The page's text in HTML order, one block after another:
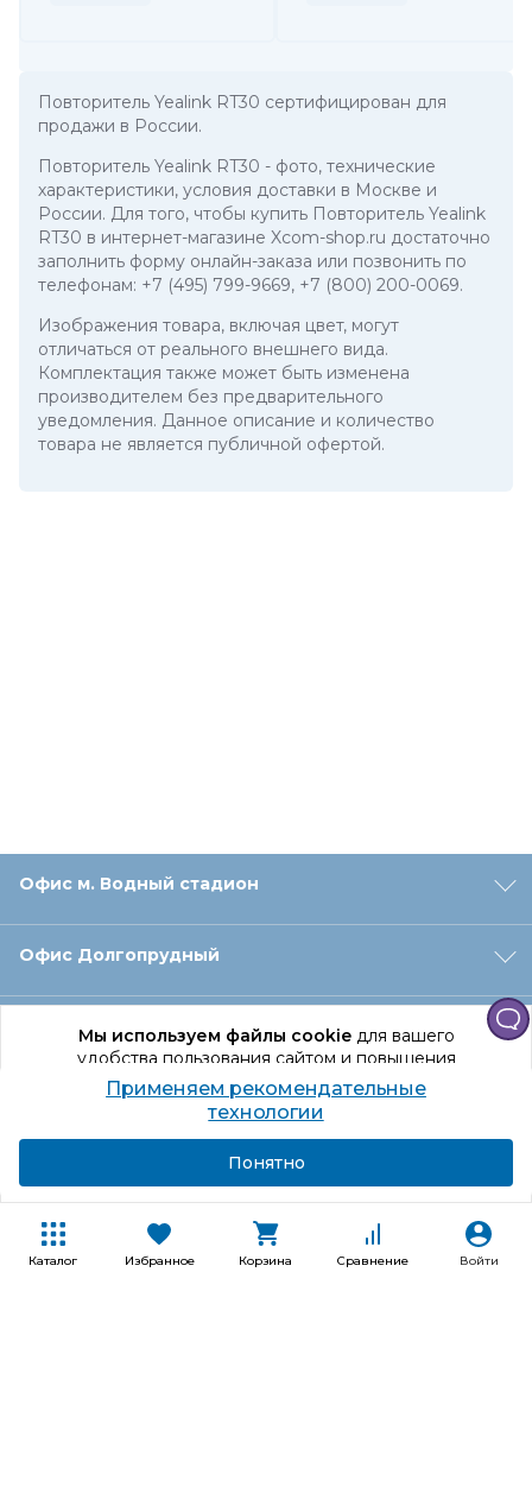
Каталог Избранное Корзина Сравнение Войти
Мы используем файлы cookieдля вашего
удобства пользования сайтом и повышения
качества рекомендаций.
Продолжая использование сайта, вы даете
согласие на обработку персональных данных
Повторитель Yealink RT30 сертифицирован для
продажи в России.
Повторитель Yealink RT30 - фото, технические
характеристики, условия доставки в Москве и
России. Для того, чтобы купить Повторитель Yealink
RT30 в интернет-магазине Xcom-shop.ru достаточно
заполнить форму онлайн-заказа или позвонить по
телефонам: +7 (495) 799-9669, +7 (800) 200-0069.
Изображения товара, включая цвет, могут
отличаться от реального внешнего вида.
Комплектация также может быть изменена
производителем без предварительного
уведомления. Данное описание и количество
товара не является публичной офертой.
Офис м. Водный стадион
Офис Долгопрудный
Офис Санкт‑Петербург
Оформление заказа
Покупателям
Применяем рекомендательные
технологии
Понятно